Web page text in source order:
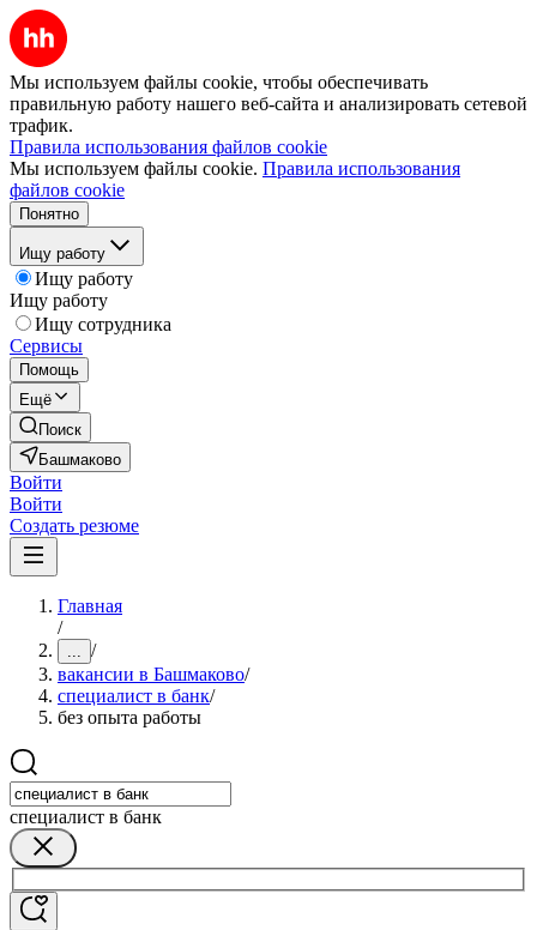
Мы используем файлы cookie, чтобы обеспечивать
правильную работу нашего веб-сайта и анализировать сетевой
трафик.
Правила использования файлов cookie
Мы используем файлы cookie. Правила использования
файлов cookie
Понятно
Ищу работу
Ищу работу
Ищу работу
Ищу сотрудника
Сервисы
Помощь
Ещё
Поиск
Башмаково
Войти
Войти
Создать резюме
Главная
/
... /
вакансии в Башмаково/
специалист в банк/
без опыта работы
специалист в банк